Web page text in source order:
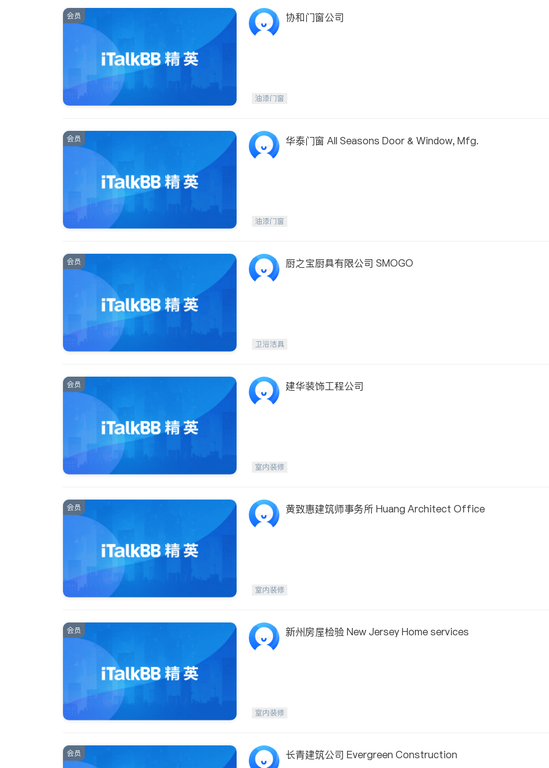
会员 协和门窗公司
油漆门窗
会员 华泰门窗 All Seasons Door & Window, Mfg.
油漆门窗
会员 厨之宝厨具有限公司 SMOGO
卫浴洁具
会员 建华装饰工程公司
室内装修
会员 黄致惠建筑师事务所 Huang Architect Office
室内装修
会员 新州房屋检验 New Jersey Home services
室内装修
会员 长青建筑公司 Evergreen Construction